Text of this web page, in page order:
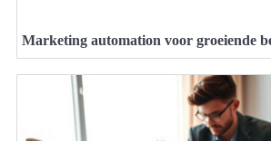
Marketing automation voor groeiende